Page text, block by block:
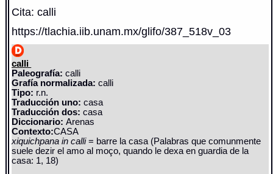
Cita: calli
https://tlachia.iib.unam.mx/glifo/387_518v_03
calli
Paleografía: calli
Grafía normalizada: calli
Tipo: r.n.
Traducción uno: casa
Traducción dos: casa
Diccionario:Arenas
Contexto:CASA
xiquichpana in calli= barre la casa (Palabras que comunmente
suele dezir el amo al moço, quando le dexa en guardia de la
casa: 1, 18)